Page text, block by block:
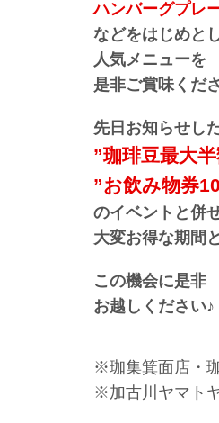
ハンバーグプレ
などをはじめと
人気メニューを
是非ご賞味くだ
先日お知らせし
”珈琲豆最大半
”お飲み物券
のイベントと併
大変お得な期間
この機会に是非
お越しください♪
※珈集箕面店・
※加古川ヤマト